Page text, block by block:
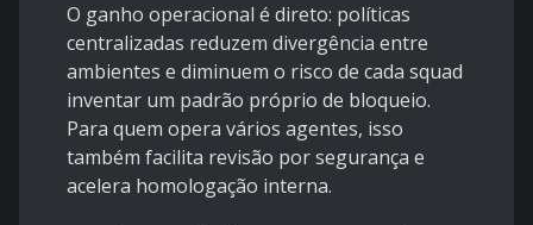
O ganho operacional é direto: políticas
centralizadas reduzem divergência entre
ambientes e diminuem o risco de cada squad
inventar um padrão próprio de bloqueio.
Para quem opera vários agentes, isso
também facilita revisão por segurança e
acelera homologação interna.